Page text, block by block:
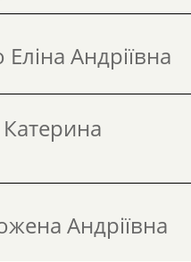
Еліна Андріївна
Катерина
Андріївна